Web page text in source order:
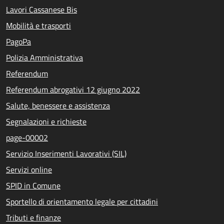
Lavori Cassanese Bis
Mobilità e trasporti
PagoPa
Polizia Amministrativa
Referendum
Referendum abrogativi 12 giugno 2022
Salute, benessere e assistenza
Segnalazioni e richieste
page-00002
Servizio Inserimenti Lavorativi (SIL)
Servizi online
SPID in Comune
Sportello di orientamento legale per cittadini
Tributi e finanze